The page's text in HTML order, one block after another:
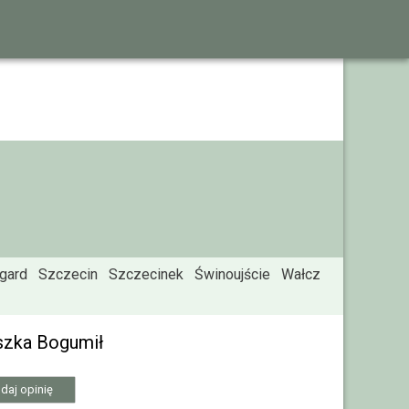
Szczecin Szczecinek Świnoujście Wałcz
Bogumił
opinię